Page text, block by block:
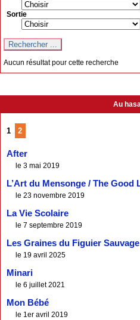
Sortie
Aucun résultat pour cette recherche
Au
1 2
After
le 3 mai 2019
L’Art du Mensonge / The Good
le 23 novembre 2019
La Vie Scolaire
le 7 septembre 2019
Les Graines du Figuier
le 19 avril 2025
Minari
le 6 juillet 2021
Mon Bébé
le 1er avril 2019